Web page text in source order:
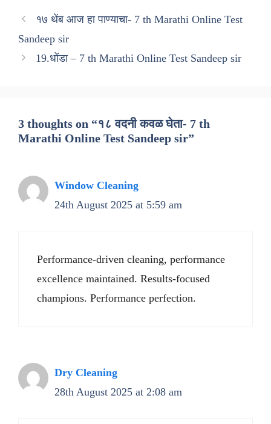
१७ थेंब आज हा पाण्याचा- 7 th Marathi Online Test
Sandeep sir
19.धोंडा – 7 th Marathi Online Test Sandeep sir
3 thoughts on “१८ वदनी कवळ घेता- 7 th
Marathi Online Test Sandeep sir”
Window Cleaning
24th August 2025 at 5:59 am
Performance-driven cleaning, performance
excellence maintained. Results-focused
champions. Performance perfection.
Dry Cleaning
28th August 2025 at 2:08 am